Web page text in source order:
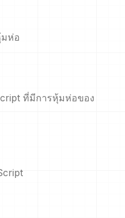
มห่อ
ที่มีการหุ้มห่อของ